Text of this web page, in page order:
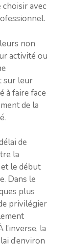
avec
non
activité ou
sur leur
à faire face
de la
de
la
le début
Dans le
plus
privilégier
la
d’environ